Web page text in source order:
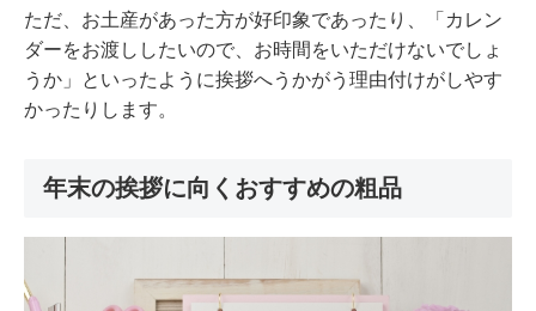
ただ、お土産があった方が好印象であったり、「カレン
ダーをお渡ししたいので、お時間をいただけないでしょ
うか」といったように挨拶へうかがう理由付けがしやす
かったりします。
年末の挨拶に向くおすすめの粗品